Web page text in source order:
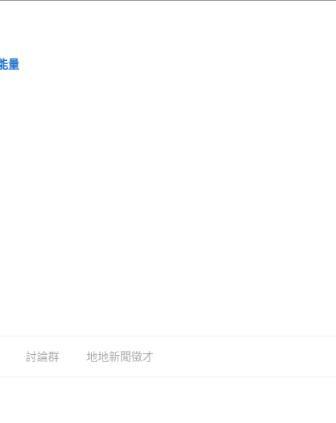
量
討論群 地地新聞徵才